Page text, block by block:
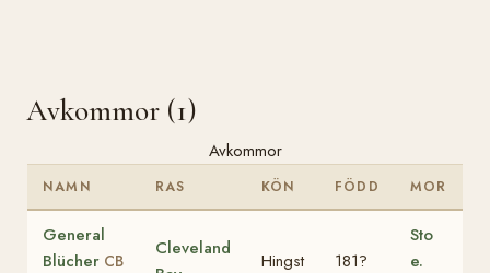
Avkommor (1)
Avkommor
NAMN RAS KÖN FÖDD MOR
General
Blücher CB
Cleveland
Hingst 181?
Sto
e.